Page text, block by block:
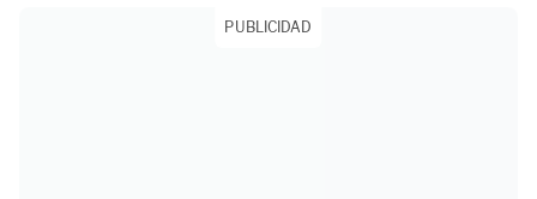
PUBLICIDAD